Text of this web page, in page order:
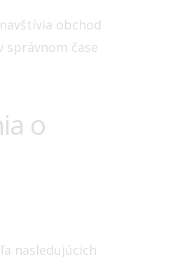
obchod
čase
o
nasledujúcich